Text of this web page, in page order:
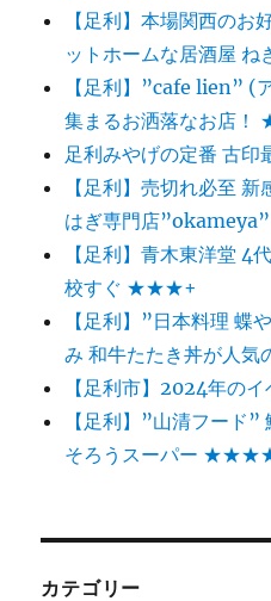
【足利】本場関西のお
ットホームな居酒屋
【足利】”cafe lien” (
集まるお洒落なお店
足利みやげの定番 古
【足利】売切れ必至
はぎ専門店
【足利】青木東洋堂 4
校すぐ ★★★+
【足利】”日本料理 蝶
み 和牛たたき丼が人
【足利市】2024年のイ
【足利】”山清フード
そろうスーパー
カテゴリー